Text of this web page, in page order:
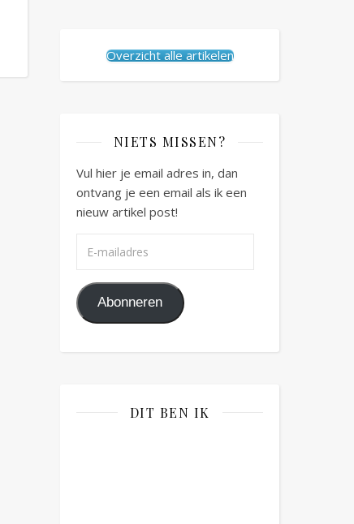
Overzicht alle artikelen
NIETS MISSEN?
Vul hier je email adres in, dan
ontvang je een email als ik een
nieuw artikel post!
Abonneren
DIT BEN IK